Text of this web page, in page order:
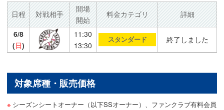
日程 対戦相手
開場
開始
料金カテゴリ
詳細
6/8
(日)
11:30
13:30
スタンダード 終了しました
対象席種・販売価格
シーズンシートオーナー（以下SSオーナー）、ファンクラブ有料会員